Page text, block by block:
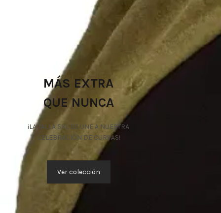
MÁS EXTRA
QUE NUNCA
¡LA TALLA 5XL SE UNE A NUESTRA
CELEBRACIÓN DE CURVAS!
Ver colección